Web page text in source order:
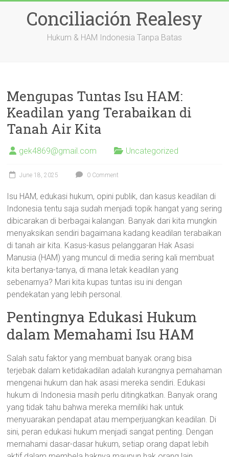
Conciliación Realesy
Hukum & HAM Indonesia Tanpa Batas
Mengupas Tuntas Isu HAM:
Keadilan yang Terabaikan di
Tanah Air Kita
gek4869@gmail.com Uncategorized
June 18, 2025 0 Comment
Isu HAM, edukasi hukum, opini publik, dan kasus keadilan di
Indonesia tentu saja sudah menjadi topik hangat yang sering
dibicarakan di berbagai kalangan. Banyak dari kita mungkin
menyaksikan sendiri bagaimana kadang keadilan terabaikan
di tanah air kita. Kasus-kasus pelanggaran Hak Asasi
Manusia (HAM) yang muncul di media sering kali membuat
kita bertanya-tanya, di mana letak keadilan yang
sebenarnya? Mari kita kupas tuntas isu ini dengan
pendekatan yang lebih personal.
Pentingnya Edukasi Hukum
dalam Memahami Isu HAM
Salah satu faktor yang membuat banyak orang bisa
terjebak dalam ketidakadilan adalah kurangnya pemahaman
mengenai hukum dan hak asasi mereka sendiri. Edukasi
hukum di Indonesia masih perlu ditingkatkan. Banyak orang
yang tidak tahu bahwa mereka memiliki hak untuk
menyuarakan pendapat atau memperjuangkan keadilan. Di
sini, peran edukasi hukum menjadi sangat penting. Dengan
memahami dasar-dasar hukum, setiap orang dapat lebih